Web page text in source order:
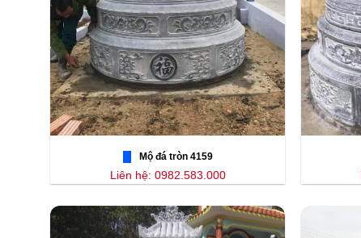
Mộ đá tròn 4159
Liên hệ: 0982.583.000